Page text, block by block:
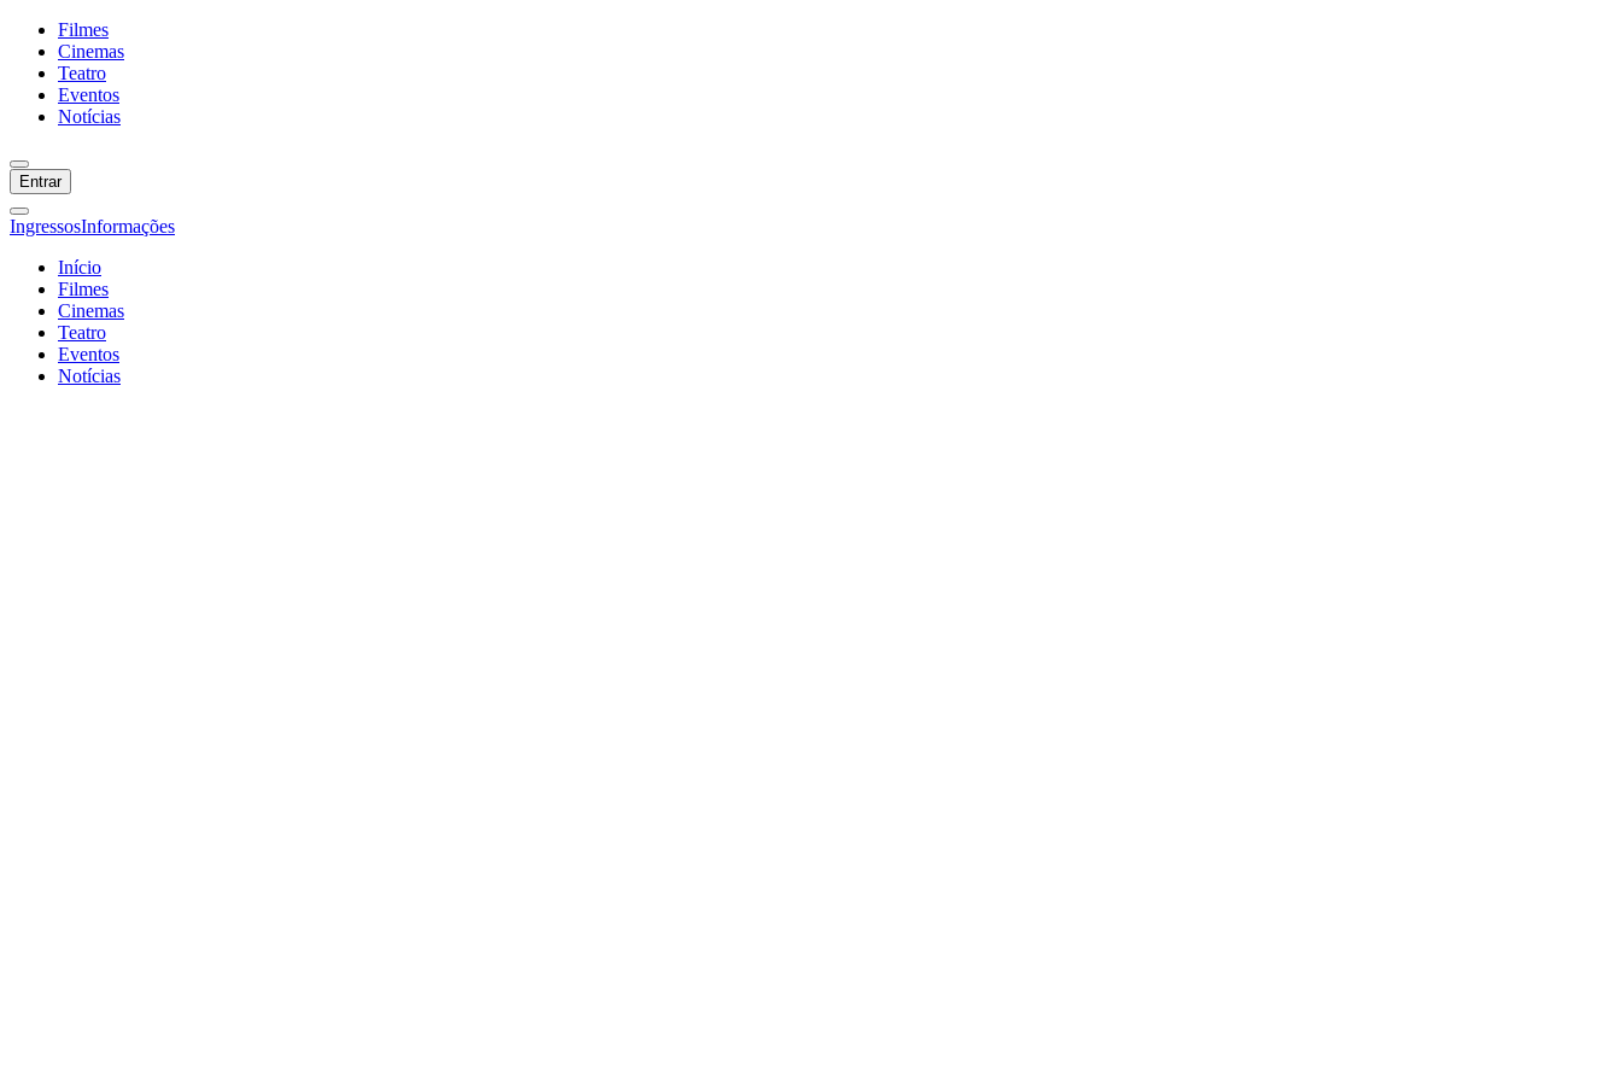
Filmes
Cinemas
Teatro
Eventos
Notícias
Entrar
IngressosInformações
Início
Filmes
Cinemas
Teatro
Eventos
Notícias